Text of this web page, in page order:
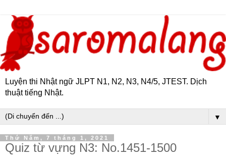
Luyện thi Nhật ngữ JLPT N1, N2, N3, N4/5, JTEST. Dịch
thuật tiếng Nhật.
▼
Thứ Năm, 7 tháng 1, 2021
Quiz từ vựng N3: No.1451-1500